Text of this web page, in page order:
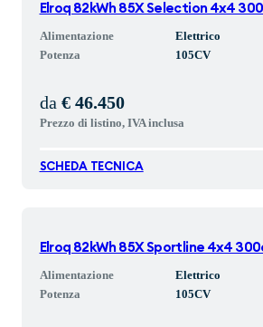
Elroq 82kWh 85X Selection 4x4
Alimentazione
Elettrico
Potenza
105CV
da € 46.450
Prezzo di listino, IVA inclusa
SCHEDA TECNICA
Elroq 82kWh 85X Sportline 4x4
Alimentazione
Elettrico
Potenza
105CV